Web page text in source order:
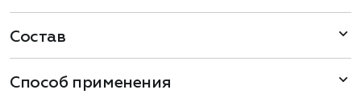
Состав
Способ применения